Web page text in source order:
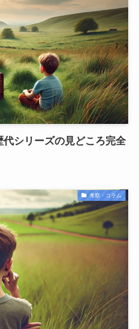
シリーズの見どころ完全
考察・コラム